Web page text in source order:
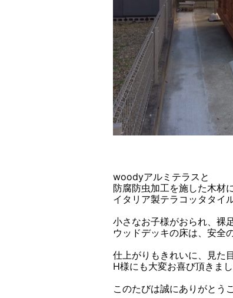
woodyアルミテラスと
防腐防虫加工を施した木材
イタリア製テラコッタタイ
小さなお子様がおられ、裸
ウッドデッキの床は、安全
仕上がりもきれいに、見た
H様にも大変お喜び頂きまし
このたびは誠にありがとう